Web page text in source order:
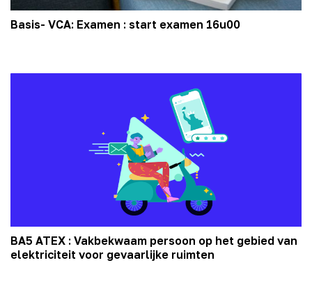
Basis- VCA: Examen : start examen 16u00
BA5 ATEX : Vakbekwaam persoon op het gebied van
elektriciteit voor gevaarlijke ruimten